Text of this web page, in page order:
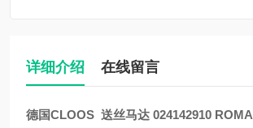
详细介绍 在线留言
德国CLOOS 送丝马达 024142910 ROMA